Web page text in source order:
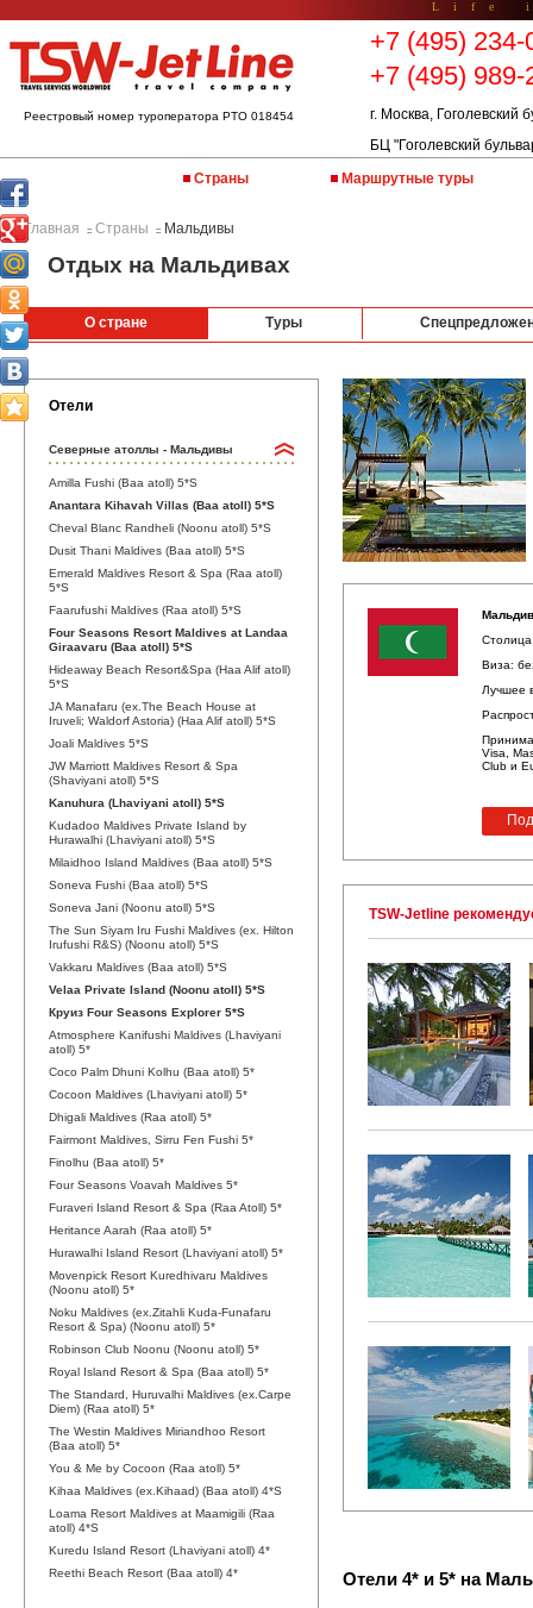
Life
Реестровый номер туроператора РТО 018454
+7 (495) 234-
+7 (495) 989-
г. Москва, Гоголевский
БЦ "Гоголевский
Страны
Маршрутные туры
Главная :: Страны :: Мальдивы
Отдых на Мальдивах
О стране Туры
Отели
Северные атоллы - Мальдивы
Amilla Fushi (Baa atoll) 5*S
Anantara Kihavah Villas (Baa atoll) 5*S
Cheval Blanc Randheli (Noonu atoll) 5*S
Dusit Thani Maldives (Baa atoll) 5*S
Emerald Maldives Resort & Spa (Raa atoll)
5*S
Faarufushi Maldives (Raa atoll) 5*S
Four Seasons Resort Maldives at Landaa
Giraavaru (Baa atoll) 5*S
Hideaway Beach Resort&Spa (Haa Alif atoll)
5*S
JA Manafaru (ex.The Beach House at
Iruveli; Waldorf Astoria) (Haa Alif atoll) 5*S
Joali Maldives 5*S
JW Marriott Maldives Resort & Spa
(Shaviyani atoll) 5*S
Kanuhura (Lhaviyani atoll) 5*S
Kudadoo Maldives Private Island by
Hurawalhi (Lhaviyani atoll) 5*S
Milaidhoo Island Maldives (Baa atoll) 5*S
Soneva Fushi (Baa atoll) 5*S
Soneva Jani (Noonu atoll) 5*S
The Sun Siyam Iru Fushi Maldives (ex. Hilton
Irufushi R&S) (Noonu atoll) 5*S
Vakkaru Maldives (Baa atoll) 5*S
Velaa Private Island (Noonu atoll) 5*S
Круиз Four Seasons Explorer 5*S
Atmosphere Kanifushi Maldives (Lhaviyani
atoll) 5*
Coco Palm Dhuni Kolhu (Baa atoll) 5*
Cocoon Maldives (Lhaviyani atoll) 5*
Dhigali Maldives (Raa atoll) 5*
Fairmont Maldives, Sirru Fen Fushi 5*
Finolhu (Baa atoll) 5*
Four Seasons Voavah Maldives 5*
Furaveri Island Resort & Spa (Raa Atoll) 5*
Heritance Aarah (Raa atoll) 5*
Hurawalhi Island Resort (Lhaviyani atoll) 5*
Movenpick Resort Kuredhivaru Maldives
(Noonu atoll) 5*
Noku Maldives (ex.Zitahli Kuda-Funafaru
Resort & Spa) (Noonu atoll) 5*
Robinson Club Noonu (Noonu atoll) 5*
Royal Island Resort & Spa (Baa atoll) 5*
The Standard, Huruvalhi Maldives (ex.Carpe
Diem) (Raa atoll) 5*
The Westin Maldives Miriandhoo Resort
(Baa atoll) 5*
You & Me by Cocoon (Raa atoll) 5*
Kihaa Maldives (ex.Kihaad) (Baa atoll) 4*S
Loama Resort Maldives at Maamigili (Raa
atoll) 4*S
Kuredu Island Resort (Lhaviyani atoll) 4*
Reethi Beach Resort (Baa atoll) 4*
Виза:
Лучшее
Visa,
Club и
TSW-Jetline
Отели 4* и 5* на